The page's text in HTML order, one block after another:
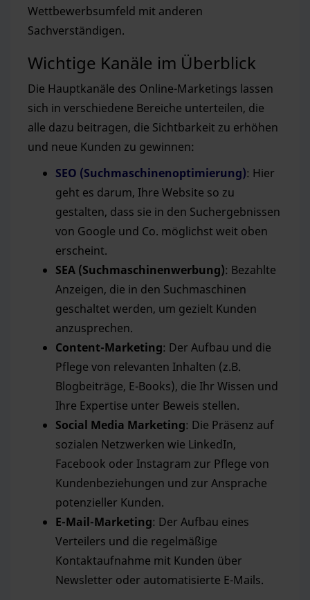
Wettbewerbsumfeld mit anderen
Sachverständigen.
Wichtige Kanäle im Überblick
Die Hauptkanäle des Online-Marketings lassen
sich in verschiedene Bereiche unterteilen, die
alle dazu beitragen, die Sichtbarkeit zu erhöhen
und neue Kunden zu gewinnen:
SEO (Suchmaschinenoptimierung): Hier
geht es darum, Ihre Website so zu
gestalten, dass sie in den Suchergebnissen
von Google und Co. möglichst weit oben
erscheint.
SEA (Suchmaschinenwerbung): Bezahlte
Anzeigen, die in den Suchmaschinen
geschaltet werden, um gezielt Kunden
anzusprechen.
Content-Marketing: Der Aufbau und die
Pflege von relevanten Inhalten (z.B.
Blogbeiträge, E-Books), die Ihr Wissen und
Ihre Expertise unter Beweis stellen.
Social Media Marketing: Die Präsenz auf
sozialen Netzwerken wie LinkedIn,
Facebook oder Instagram zur Pflege von
Kundenbeziehungen und zur Ansprache
potenzieller Kunden.
E-Mail-Marketing: Der Aufbau eines
Verteilers und die regelmäßige
Kontaktaufnahme mit Kunden über
Newsletter oder automatisierte E-Mails.